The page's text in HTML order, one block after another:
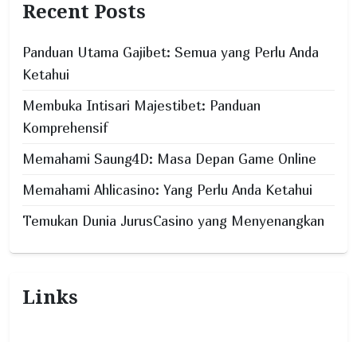
Recent Posts
Panduan Utama Gajibet: Semua yang Perlu Anda
Ketahui
Membuka Intisari Majestibet: Panduan
Komprehensif
Memahami Saung4D: Masa Depan Game Online
Memahami Ahlicasino: Yang Perlu Anda Ketahui
Temukan Dunia JurusCasino yang Menyenangkan
Links